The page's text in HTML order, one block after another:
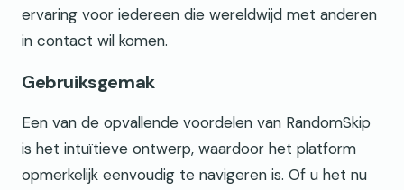
ervaring voor iedereen die wereldwijd met anderen
in contact wil komen.
Gebruiksgemak
Een van de opvallende voordelen van RandomSkip
is het intuïtieve ontwerp, waardoor het platform
opmerkelijk eenvoudig te navigeren is. Of u het nu